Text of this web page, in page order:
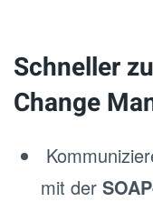
Schneller
Change
mit der